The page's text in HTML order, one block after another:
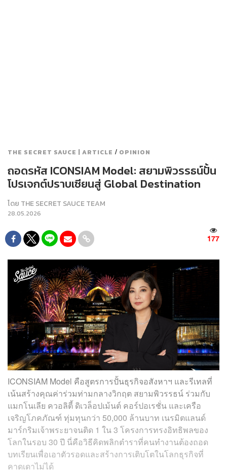
THE SECRET SAUCE | ARTICLE / OPINION
ถอดรหัส ICONSIAM Model: สยามพิวรรธน์ปั้น
โปรเจกต์ปราบเซียนสู่ Global Destination
โดย THE SECRET SAUCE TEAM
28.05.2026
177
ICONSIAM Model คือสูตรการปั้นธุรกิจอสังหาฯ และรีเทลที่
เน้นสร้างคุณค่าร่วมท่ามกลางวิกฤต สยามพิวรรธน์ ร่วมกับ
แมกโนเลีย ควอลิตี้ ดิเวล็อปเม้นต์ คอร์ปอเรชั่น และเครือ
เจริญโภคภัณฑ์ ทุ่มทุนกว่า 50,000 ล้านบาท เนรมิตแลนด์
มาร์กริมเจ้าพระยาจนติด 1 ใน 3 โครงการทรงอิทธิพลของ
โลกในรอบ 30 ปี นี่คือวิธีคิดพลิกตำราที่คนทำงานต้องถอด
บทเรียนเพื่อเอาตัวรอดและสร้างการเติบโตในโลกธุรกิจที่
คาดเดาไม่ได้